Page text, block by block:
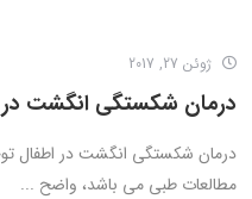
ژوئن 27, 2017
درمان شکستگی انگشت در
درمان شکستگی انگشت در اطفال
مطالعات طبی می باشد، واضح ...